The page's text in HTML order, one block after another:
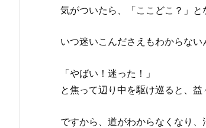
気がついたら、「ここどこ？」と
いつ迷いこんださえもわからない
「やばい！迷った！」
と焦って辺り中を駆け巡ると、益
ですから、道がわからなくなり、